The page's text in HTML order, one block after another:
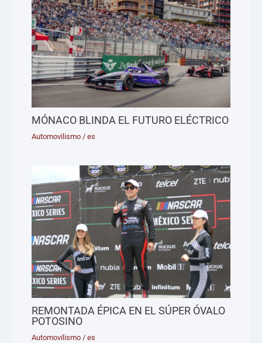
MÓNACO BLINDA EL FUTURO ELÉCTRICO
Automovilismo /es
REMONTADA ÉPICA EN EL SÚPER ÓVALO
POTOSINO
Automovilismo /es